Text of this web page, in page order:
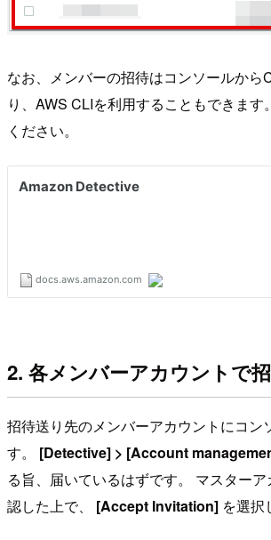
なお、メンバーの招待はコンソールから
り、AWS CLIを利用することもできます
ください。
2. 各メンバーアカウントで
招待送り先のメンバーアカウントにコン
す。 [Detective] > [Account
る旨、届いているはずです。 マスター
認した上で、 [Accept Invitation] を選択